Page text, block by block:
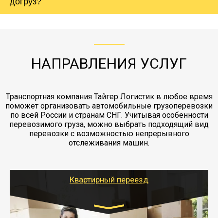
коробками и обмотать стрейч пленкой.
груза. Мы сотрудничаем по услугам страховки
заканчивая выгрузкой в пункте получателя.
НАПРАВЛЕНИЯ УСЛУГ
Транспортная компания Тайгер Логистик в любое время
поможет организовать автомобильные грузоперевозки
по всей России и странам СНГ. Учитывая особенности
перевозимого груза, можно выбрать подходящий вид
перевозки с возможностью непрерывного
отслеживания машин.
Квартирный переезд